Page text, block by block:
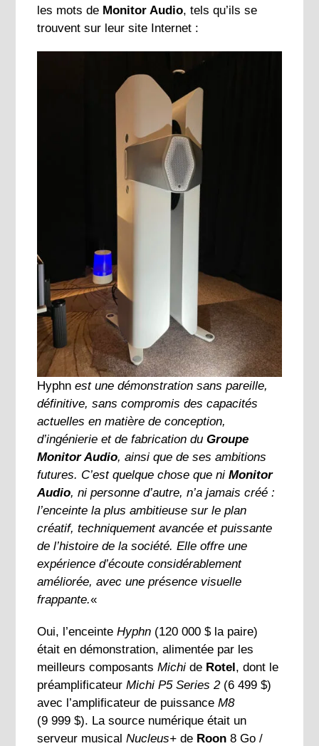
les mots de Monitor Audio, tels qu’ils se
trouvent sur leur site Internet :
Hyphn est une démonstration sans pareille,
définitive, sans compromis des capacités
actuelles en matière de conception,
d’ingénierie et de fabrication duGroupe
Monitor Audio, ainsi que de ses ambitions
futures. C’est quelque chose que niMonitor
Audio, ni personne d’autre, n’a jamais créé :
l’enceinte la plus ambitieuse sur le plan
créatif, techniquement avancée et puissante
de l’histoire de la société. Elle offre une
expérience d’écoute considérablement
améliorée, avec une présence visuelle
frappante.«
Oui, l’enceinteHyphn (120 000 $ la paire)
était en démonstration, alimentée par les
meilleurs composantsMichi de Rotel, dont le
préamplificateurMichi P5 Series 2(6 499 $)
avec l’amplificateur de puissanceM8
(9 999 $). La source numérique était un
serveur musicalNucleus+ de Roon 8 Go /